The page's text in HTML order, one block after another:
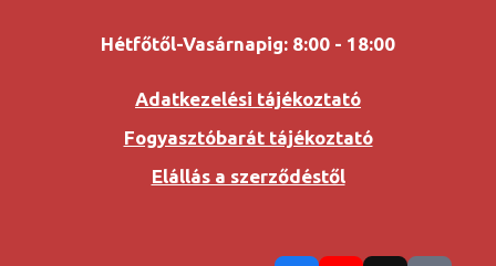
Hétfőtől-Vasárnapig: 8:00 - 18:00
Adatkezelési tájékoztató
Fogyasztóbarát tájékoztató
Elállás a szerződéstől